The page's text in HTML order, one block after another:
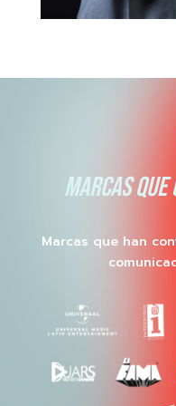
MARCAS QUE
Marcas que han